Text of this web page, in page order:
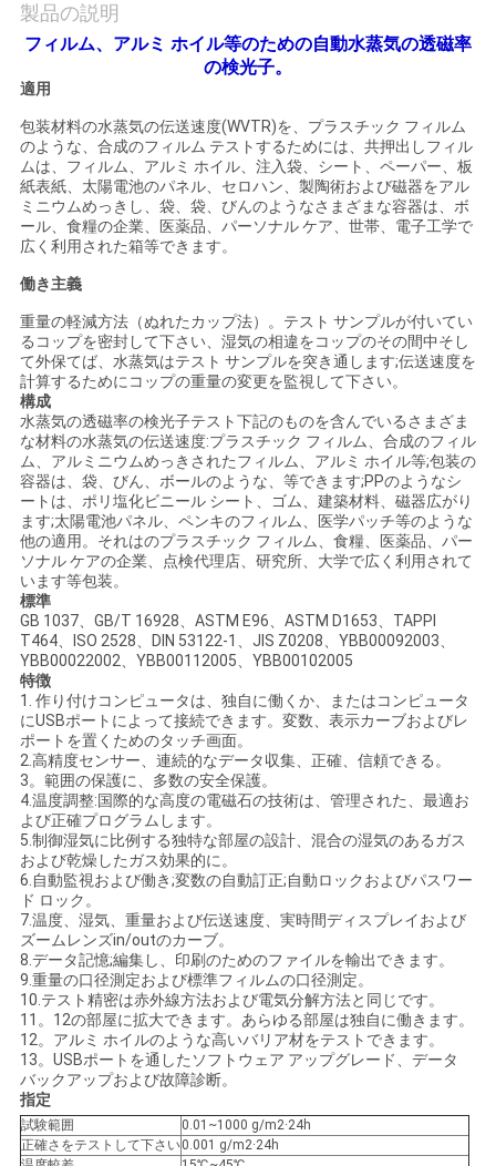
私
に
連
絡
し
な
さ
い
ニ
ュ
ー
ス
引
用
を
要
求
し
な
さ
い
VR
SHOW
製品の説明
フィルム、アルミ ホイル等のための自動水蒸気の透磁率
の検光子。
適用
包装材料の水蒸気の伝送速度(WVTR)を、プラスチック フィルム
のような、合成のフィルム テストするためには、共押出しフィル
ムは、フィルム、アルミ ホイル、注入袋、シート、ペーパー、板
紙表紙、太陽電池のパネル、セロハン、製陶術および磁器をアル
ミニウムめっきし、袋、袋、びんのようなさまざまな容器は、ボ
ール、食糧の企業、医薬品、パーソナル ケア、世帯、電子工学で
広く利用された箱等できます。
働き主義
重量の軽減方法（ぬれたカップ法）。テスト サンプルが付いてい
るコップを密封して下さい、湿気の相違をコップのその間中そし
て外保てば、水蒸気はテスト サンプルを突き通します;伝送速度を
計算するためにコップの重量の変更を監視して下さい。
構成
水蒸気の透磁率の検光子テスト下記のものを含んでいるさまざま
な材料の水蒸気の伝送速度:プラスチック フィルム、合成のフィル
ム、アルミニウムめっきされたフィルム、アルミ ホイル等;包装の
容器は、袋、びん、ボールのような、等できます;PPのようなシ
ートは、ポリ塩化ビニール シート、ゴム、建築材料、磁器広がり
ます;太陽電池パネル、ペンキのフィルム、医学パッチ等のような
他の適用。それはのプラスチック フィルム、食糧、医薬品、パー
ソナル ケアの企業、点検代理店、研究所、大学で広く利用されて
います等包装。
標準
GB 1037、GB/T 16928、ASTM E96、ASTM D1653、TAPPI
T464、ISO 2528、DIN 53122-1、JIS Z0208、YBB00092003、
YBB00022002、YBB00112005、YBB00102005
特徴
1. 作り付けコンピュータは、独自に働くか、またはコンピュータ
にUSBポートによって接続できます。変数、表示カーブおよびレ
ポートを置くためのタッチ画面。
2.高精度センサー、連続的なデータ収集、正確、信頼できる。
3。範囲の保護に、多数の安全保護。
4.温度調整:国際的な高度の電磁石の技術は、管理された、最適お
よび正確プログラムします。
5.制御湿気に比例する独特な部屋の設計、混合の湿気のあるガス
および乾燥したガス効果的に。
6.自動監視および働き;変数の自動訂正;自動ロックおよびパスワー
ド ロック。
7.温度、湿気、重量および伝送速度、実時間ディスプレイおよび
ズームレンズin/outのカーブ。
8.データ記憶;編集し、印刷のためのファイルを輸出できます。
9.重量の口径測定および標準フィルムの口径測定。
10.テスト精密は赤外線方法および電気分解方法と同じです。
11。12の部屋に拡大できます。あらゆる部屋は独自に働きます。
12。アルミ ホイルのような高いバリア材をテストできます。
13。USBポートを通したソフトウェア アップグレード、データ
バックアップおよび故障診断。
指定
試験範囲
0.01~1000 g/m2·24h
正確さをテストして下さい0.001 g/m2·24h